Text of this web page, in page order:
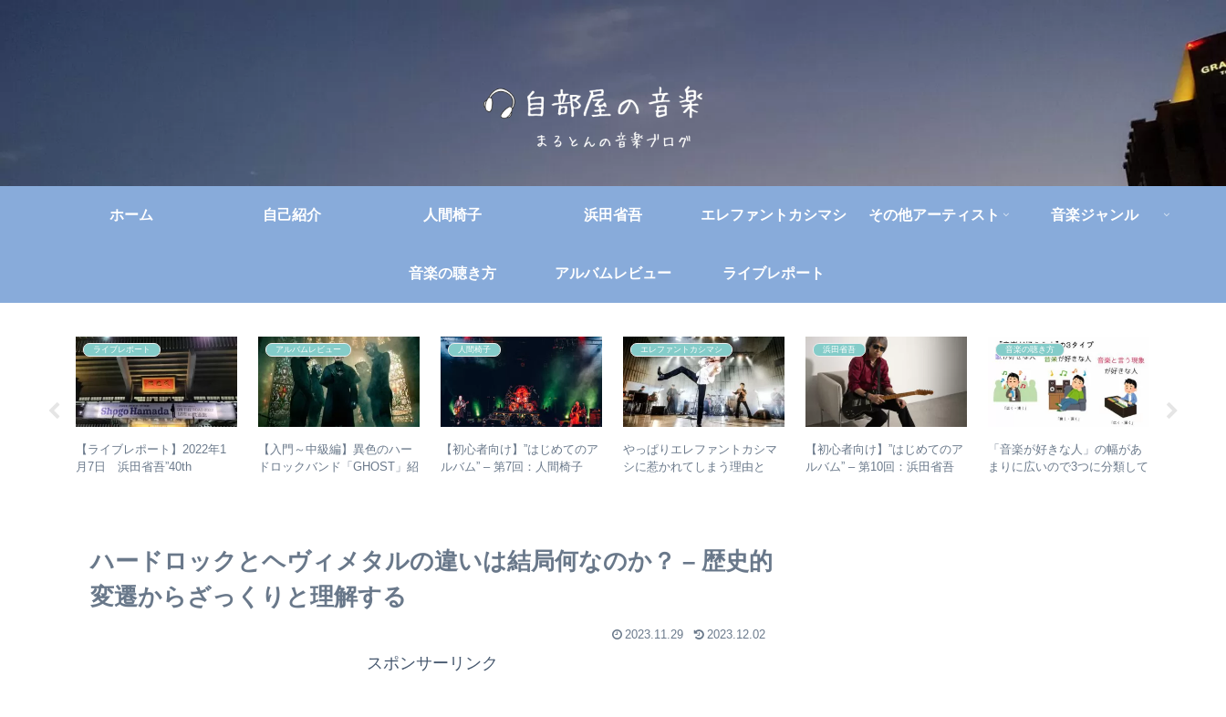
ホーム 自己紹介 人間椅子 浜田省吾 エレファントカシマシ その他アーティスト 音楽ジャンル
音楽の聴き方 アルバムレビュー ライブレポート
ライブレポート
【ライブレポート】2022年1
月7日 浜田省吾”40th
アルバムレビュー
【入門～中級編】異色のハー
ドロックバンド「GHOST」紹
人間椅子
【初心者向け】”はじめてのア
ルバム” – 第7回：人間椅子
エレファントカシマシ
やっぱりエレファントカシマ
シに惹かれてしまう理由と
浜田省吾
【初心者向け】”はじめてのア
ルバム” – 第10回：浜田省吾
音楽の聴き方
「音楽が好きな人」の幅があ
まりに広いので3つに分類して
ハードロックとヘヴィメタルの違いは結局何なのか？ – 歴史的
変遷からざっくりと理解する
2023.11.29 2023.12.02
スポンサーリンク